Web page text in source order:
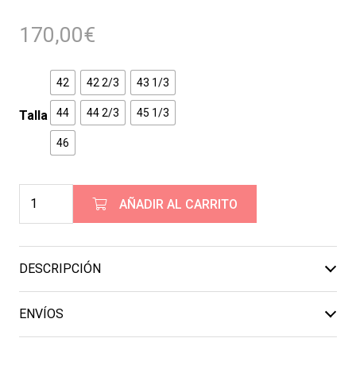
170,00€
Talla
42 42 2/3 43 1/3
44 44 2/3 45 1/3
46
PRO
Cosmic
AÑADIR AL CARRITO
DESCRIPCIÓN
ENVÍOS